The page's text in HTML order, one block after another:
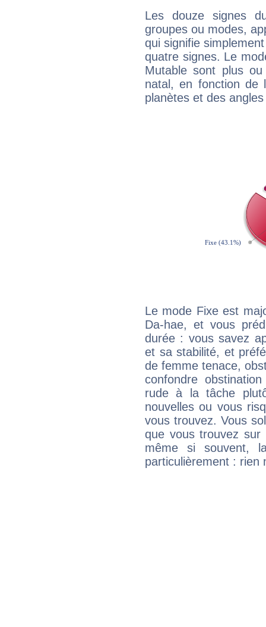
Les douze signes
groupes ou modes,
qui signifie
quatre signes. Le
Mutable sont plus
natal, en fonction de
planètes et des
Le mode Fixe est
Da-hae, et vous
durée : vous savez
et sa stabilité, et
de femme tenace,
confondre
rude à la tâche
nouvelles ou vous
vous trouvez. Vous
que vous trouvez
même si souvent,
particulièrement : rien